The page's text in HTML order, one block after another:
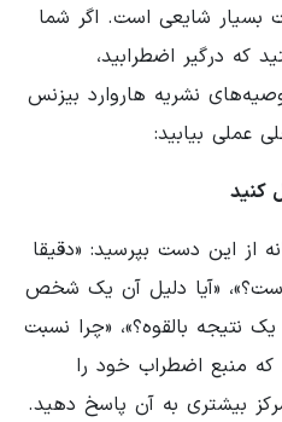
بسیار شایعی است. اگر شما
که درگیر اضطرابید،
نشریه هاروارد بیزنس
عملی بیابید:
کنید
از این دست بپرسید: «دقیقا
«آیا دلیل آن یک شخص
بالقوه؟»، «چرا نسبت
منبع اضطراب خود را
بیشتری به آن پاسخ دهید.